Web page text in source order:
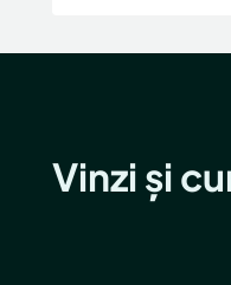
Vinzi și